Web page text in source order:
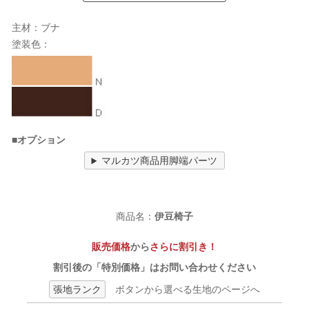
主材：ブナ
塗装色：
■オプション
マルカツ商品用脚端パーツ
商品名： 伊豆椅子
販売価格からさらに割引き！
割引後の「特別価格」はお問い合わせください
張地ランク
ボタンから選べる生地のページへ